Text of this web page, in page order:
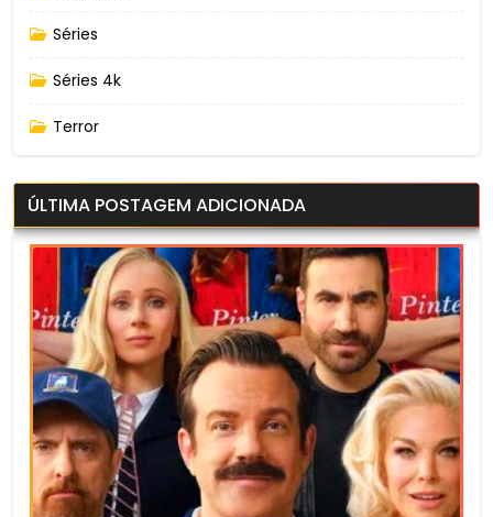
Séries
Séries 4k
Terror
ÚLTIMA POSTAGEM ADICIONADA